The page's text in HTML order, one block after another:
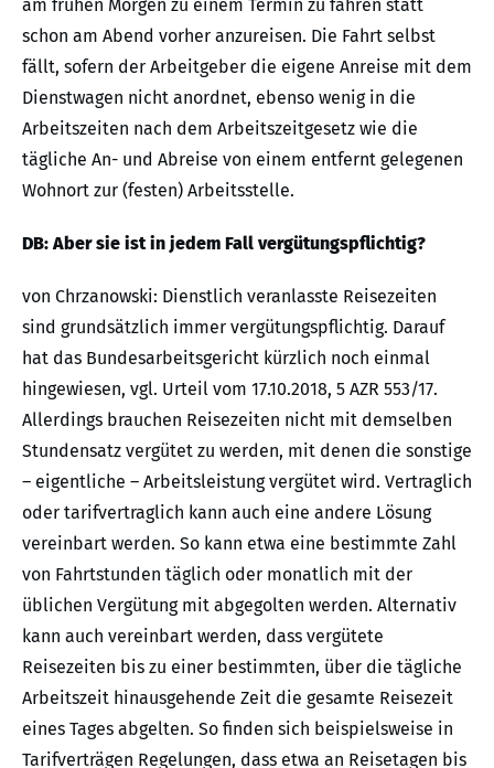
am frühen Morgen zu einem Termin zu fahren statt
schon am Abend vorher anzureisen. Die Fahrt selbst
fällt, sofern der Arbeitgeber die eigene Anreise mit dem
Dienstwagen nicht anordnet, ebenso wenig in die
Arbeitszeiten nach dem Arbeitszeitgesetz wie die
tägliche An- und Abreise von einem entfernt gelegenen
Wohnort zur (festen) Arbeitsstelle.
DB: Aber sie ist in jedem Fall vergütungspflichtig?
von Chrzanowski: Dienstlich veranlasste Reisezeiten
sind grundsätzlich immer vergütungspflichtig. Darauf
hat das Bundesarbeitsgericht kürzlich noch einmal
hingewiesen, vgl. Urteil vom 17.10.2018, 5 AZR 553/17.
Allerdings brauchen Reisezeiten nicht mit demselben
Stundensatz vergütet zu werden, mit denen die sonstige
– eigentliche – Arbeitsleistung vergütet wird. Vertraglich
oder tarifvertraglich kann auch eine andere Lösung
vereinbart werden. So kann etwa eine bestimmte Zahl
von Fahrtstunden täglich oder monatlich mit der
üblichen Vergütung mit abgegolten werden. Alternativ
kann auch vereinbart werden, dass vergütete
Reisezeiten bis zu einer bestimmten, über die tägliche
Arbeitszeit hinausgehende Zeit die gesamte Reisezeit
eines Tages abgelten. So finden sich beispielsweise in
Tarifverträgen Regelungen, dass etwa an Reisetagen bis